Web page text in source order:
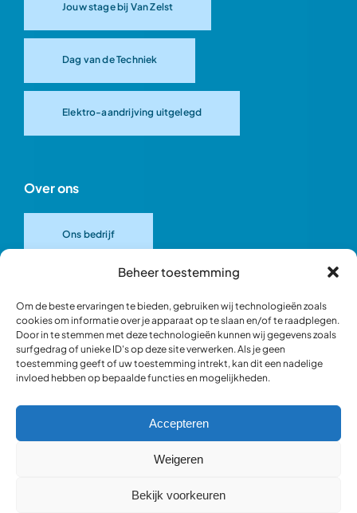
Beheer toestemming
Om de beste ervaringen te bieden, gebruiken wij technologieën zoals
cookies om informatie over je apparaat op te slaan en/of te raadplegen.
Door in te stemmen met deze technologieën kunnen wij gegevens zoals
surfgedrag of unieke ID's op deze site verwerken. Als je geen
toestemming geeft of uw toestemming intrekt, kan dit een nadelige
invloed hebben op bepaalde functies en mogelijkheden.
Accepteren
Weigeren
Bekijk voorkeuren
Jouw stage bij Van Zelst
Dag van de Techniek
Elektro-aandrijving uitgelegd
Over ons
Ons bedrijf
Ons team
Blik in de werkplaats
Webshop occasions